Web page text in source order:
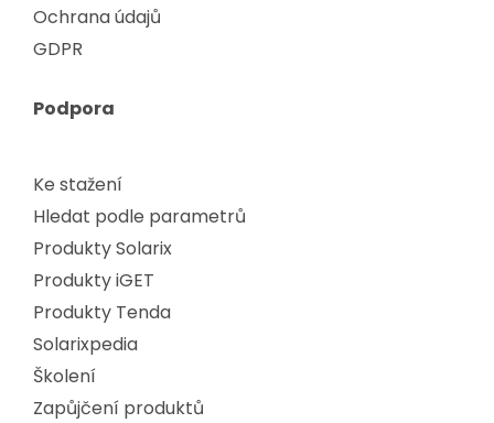
Ochrana údajů
GDPR
Podpora
Ke stažení
Hledat podle parametrů
Produkty Solarix
Produkty iGET
Produkty Tenda
Solarixpedia
Školení
Zapůjčení produktů